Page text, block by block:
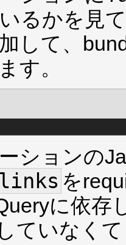
るかを見
して、
す。
ションの
を
に依存
ていなく